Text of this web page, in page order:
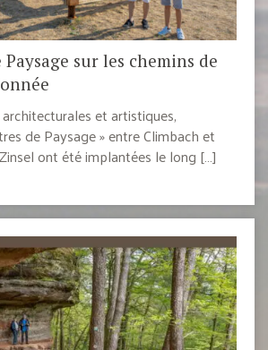
Paysage sur les chemins de
et artistiques,
de Paysage » entre Climbach et
ont été implantées le long […]